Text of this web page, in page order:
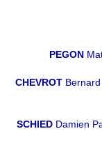
PEGON
CHEVROT
SCHIED Damien